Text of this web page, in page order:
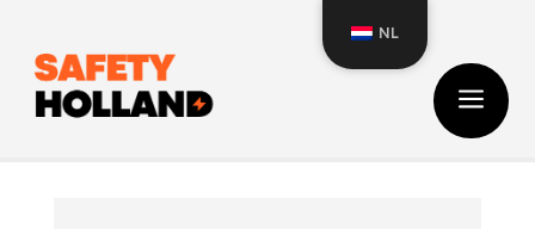
a
NL